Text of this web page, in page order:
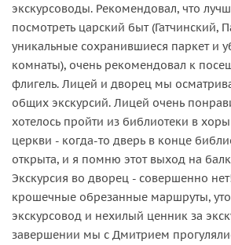
экскурсоводы. Рекомендовал, что
посмотреть царский быт (Гатчинский,
уникальные сохранившиеся паркет и
комнаты), очень рекомендовал к
флигель. Лицей и дворец мы
общих экскурсий. Лицей очень
хотелось пройти из библиотеки в
церкви - когда-то дверь в конце
открыта, и я помню этот выход на
Экскурсия во дворец - совершенно
крошечные обрезанные маршруты,
экскурсовод и нехилый ценник за
завершении мы с Дмитрием